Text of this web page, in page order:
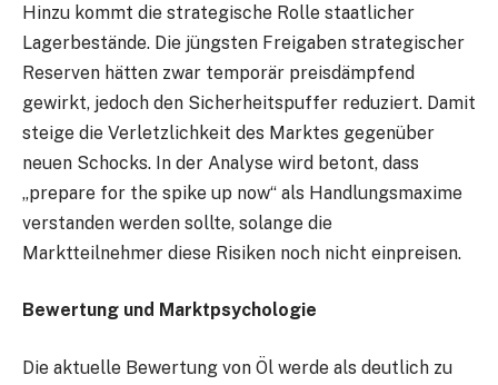
Hinzu kommt die strategische Rolle staatlicher
Lagerbestände. Die jüngsten Freigaben strategischer
Reserven hätten zwar temporär preisdämpfend
gewirkt, jedoch den Sicherheitspuffer reduziert. Damit
steige die Verletzlichkeit des Marktes gegenüber
neuen Schocks. In der Analyse wird betont, dass
„prepare for the spike up now“ als Handlungsmaxime
verstanden werden sollte, solange die
Marktteilnehmer diese Risiken noch nicht einpreisen.
Bewertung und Marktpsychologie
Die aktuelle Bewertung von Öl werde als deutlich zu